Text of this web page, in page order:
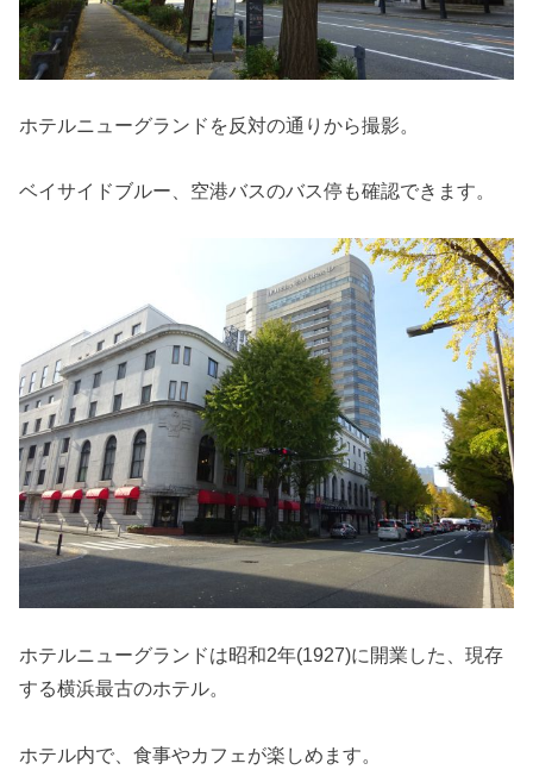
ホテルニューグランドを反対の通りから撮影。
ベイサイドブルー、空港バスのバス停も確認できます。
ホテルニューグランドは昭和2年(1927)に開業した、現存
する横浜最古のホテル。
ホテル内で、食事やカフェが楽しめます。